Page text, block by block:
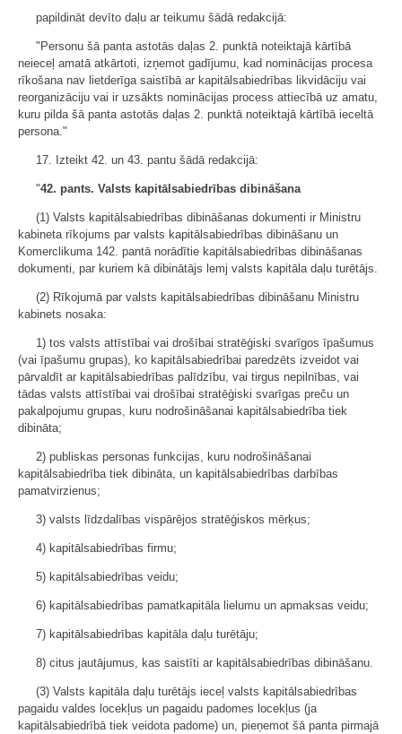
papildināt devīto daļu ar teikumu šādā redakcijā:
"Personu šā panta astotās daļas 2. punktā noteiktajā kārtībā
neieceļ amatā atkārtoti, izņemot gadījumu, kad nominācijas procesa
rīkošana nav lietderīga saistībā ar kapitālsabiedrības likvidāciju vai
reorganizāciju vai ir uzsākts nominācijas process attiecībā uz amatu,
kuru pilda šā panta astotās daļas 2. punktā noteiktajā kārtībā ieceltā
persona."
17. Izteikt 42. un 43. pantu šādā redakcijā:
"42. pants. Valsts kapitālsabiedrības dibināšana
(1) Valsts kapitālsabiedrības dibināšanas dokumenti ir Ministru
kabineta rīkojums par valsts kapitālsabiedrības dibināšanu un
Komerclikuma 142. pantā norādītie kapitālsabiedrības dibināšanas
dokumenti, par kuriem kā dibinātājs lemj valsts kapitāla daļu turētājs.
(2) Rīkojumā par valsts kapitālsabiedrības dibināšanu Ministru
kabinets nosaka:
1) tos valsts attīstībai vai drošībai stratēģiski svarīgos īpašumus
(vai īpašumu grupas), ko kapitālsabiedrībai paredzēts izveidot vai
pārvaldīt ar kapitālsabiedrības palīdzību, vai tirgus nepilnības, vai
tādas valsts attīstībai vai drošībai stratēģiski svarīgas preču un
pakalpojumu grupas, kuru nodrošināšanai kapitālsabiedrība tiek
dibināta;
2) publiskas personas funkcijas, kuru nodrošināšanai
kapitālsabiedrība tiek dibināta, un kapitālsabiedrības darbības
pamatvirzienus;
3) valsts līdzdalības vispārējos stratēģiskos mērķus;
4) kapitālsabiedrības firmu;
5) kapitālsabiedrības veidu;
6) kapitālsabiedrības pamatkapitāla lielumu un apmaksas veidu;
7) kapitālsabiedrības kapitāla daļu turētāju;
8) citus jautājumus, kas saistīti ar kapitālsabiedrības dibināšanu.
(3) Valsts kapitāla daļu turētājs ieceļ valsts kapitālsabiedrības
pagaidu valdes locekļus un pagaidu padomes locekļus (ja
kapitālsabiedrībā tiek veidota padome) un, pieņemot šā panta pirmajā